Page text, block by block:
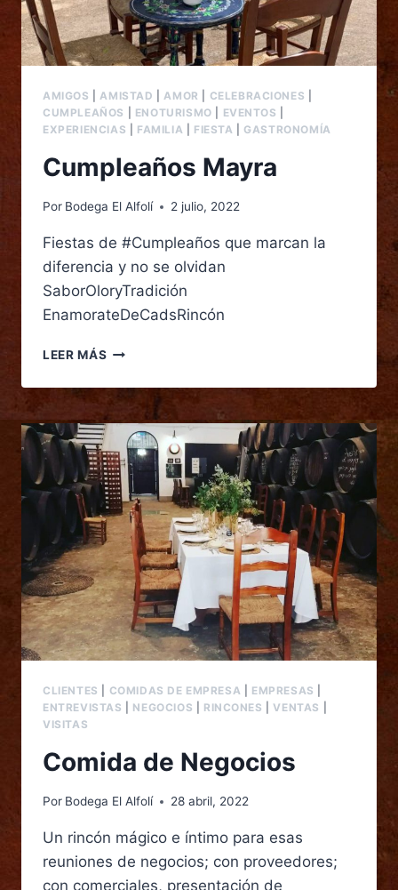
AMIGOS AMISTAD AMOR CELEBRACIONES
CUMPLEAÑOS
ENOTURISMO EVENTOS
EXPERIENCIAS
FAMILIA FIESTA GASTRONOMÍA
Cumpleaños Mayra
Por Bodega El Alfolí 2 julio, 2022
Fiestas de #Cumpleaños que marcan la
diferencia y no se olvidan
SaborOloryTradición
EnamorateDeCadsRincón
LEER MÁS
CLIENTES COMIDAS DE EMPRESA EMPRESAS
ENTREVISTAS
NEGOCIOS RINCONES |VENTAS
VISITAS
Comida de Negocios
Por Bodega El Alfolí 28 abril, 2022
Un rincón mágico e íntimo para esas
reuniones de negocios; con proveedores;
con comerciales, presentación de